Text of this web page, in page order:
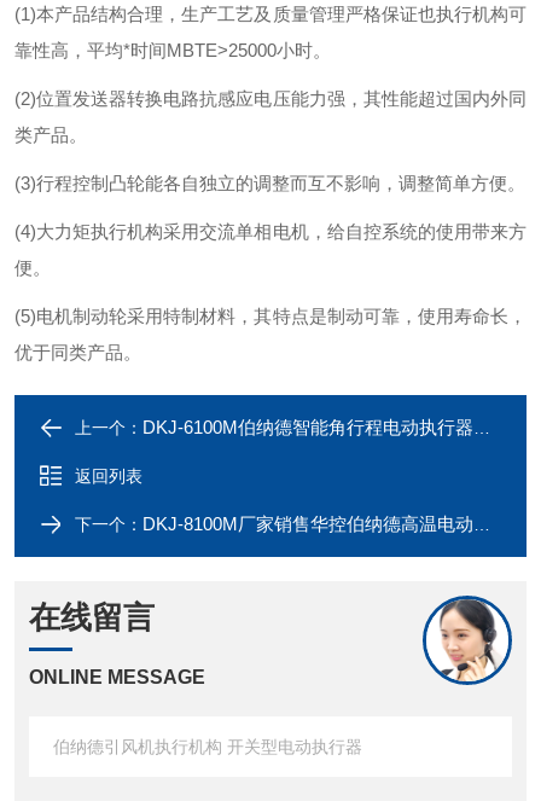
(1)本产品结构合理，生产工艺及质量管理严格保证也执行机构可
靠性高，平均*时间MBTE>25000小时。
(2)位置发送器转换电路抗感应电压能力强，其性能超过国内外同
类产品。
(3)行程控制凸轮能各自独立的调整而互不影响，调整简单方便。
(4)大力矩执行机构采用交流单相电机，给自控系统的使用带来方
便。
(5)电机制动轮采用特制材料，其特点是制动可靠，使用寿命长，
优于同类产品。
上一个： DKJ-6100M伯纳德智能角行程电动执行器开关式电动闸阀
返回列表
下一个： DKJ-8100M厂家销售华控伯纳德高温电动执行器
在线留言
ONLINE MESSAGE